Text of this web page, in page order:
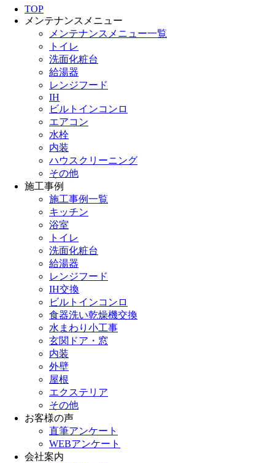
TOP
メンテナンスメニュー
メンテナンスメニュー一覧
トイレ
洗面化粧台
給湯器
レンジフード
IH
ビルトインコンロ
エアコン
水栓
内装
ハウスクリーニング
その他
施工事例
施工事例一覧
キッチン
浴室
トイレ
洗面化粧台
給湯器
レンジフード
IH交換
ビルトインコンロ
食器洗い乾燥機交換
水まわり小工事
玄関ドア・窓
内装
外壁
屋根
エクステリア
その他
お客様の声
直筆アンケート
WEBアンケート
会社案内